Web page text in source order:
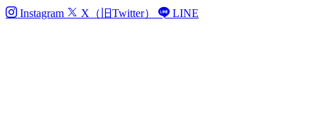
Instagram X（旧Twitter） LINE